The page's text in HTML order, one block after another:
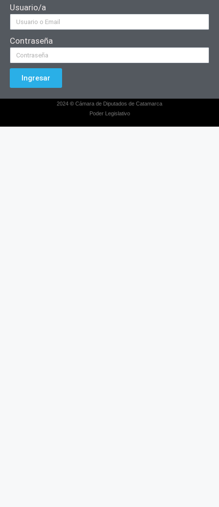
Usuario/a
Contraseña
Ingresar
2024 © Cámara de Diputados de Catamarca
Poder Legislativo